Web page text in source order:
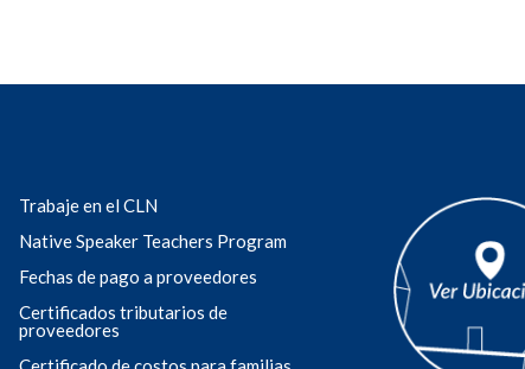
Trabaje en el CLN
Native Speaker Teachers Program
Fechas de pago a proveedores
Certificados tributarios de
proveedores